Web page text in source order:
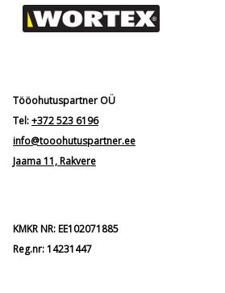
Tööohutuspartner OÜ
Tel:+372 523 6196
info@tooohutuspartner.ee
Jaama 11, Rakvere
KMKR NR: EE102071885
Reg.nr: 14231447